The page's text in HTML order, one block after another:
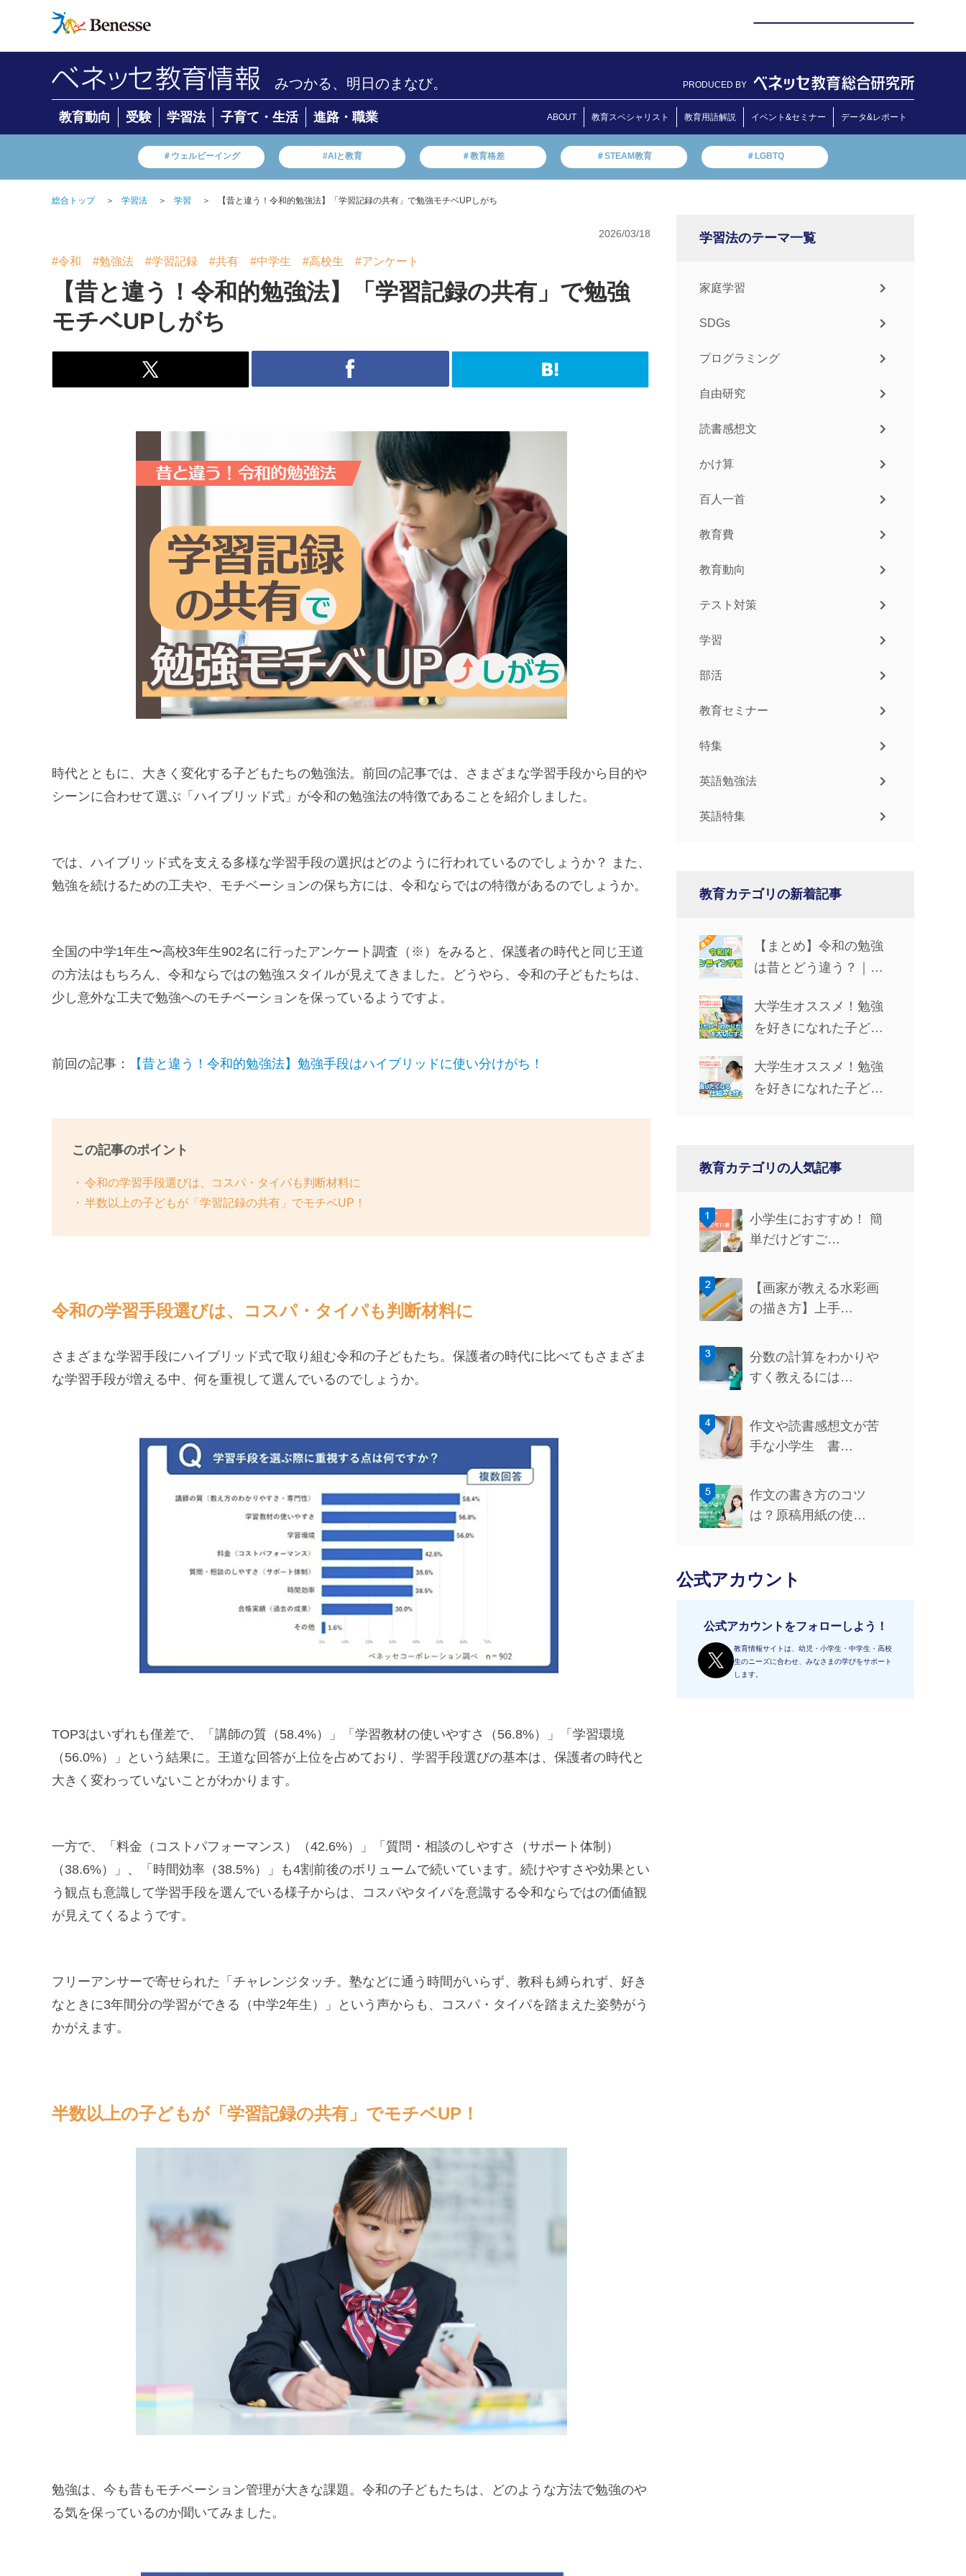
みつかる、明日のまなび。 PRODUCED BY
教育動向 受験 学習法 子育て・生活 進路・職業 ABOUT 教育スペシャリスト 教育用語解説 イベント&セミナー データ&レポート
＃ウェルビーイング #AIと教育 ＃教育格差 ＃STEAM教育 ＃LGBTQ
総合トップ ＞ 学習法 ＞ 学習 ＞ 【昔と違う！令和的勉強法】「学習記録の共有」で勉強モチベUPしがち
2026/03/18
#令和 #勉強法 #学習記録 #共有 #中学生 #高校生 #アンケート
【昔と違う！令和的勉強法】「学習記録の共有」で勉強
モチベUPしがち
時代とともに、大きく変化する子どもたちの勉強法。前回の記事では、さまざまな学習手段から目的や
シーンに合わせて選ぶ「ハイブリッド式」が令和の勉強法の特徴であることを紹介しました。
では、ハイブリッド式を支える多様な学習手段の選択はどのように行われているのでしょうか？ また、
勉強を続けるための工夫や、モチベーションの保ち方には、令和ならではの特徴があるのでしょうか。
全国の中学1年生〜高校3年生902名に行ったアンケート調査（※）をみると、保護者の時代と同じ王道
の方法はもちろん、令和ならではの勉強スタイルが見えてきました。どうやら、令和の子どもたちは、
少し意外な工夫で勉強へのモチベーションを保っているようですよ。
前回の記事： 【昔と違う！令和的勉強法】勉強手段はハイブリッドに使い分けがち！
この記事のポイント
令和の学習手段選びは、コスパ・タイパも判断材料に
半数以上の子どもが「学習記録の共有」でモチベUP！
令和の学習手段選びは、コスパ・タイパも判断材料に
さまざまな学習手段にハイブリッド式で取り組む令和の子どもたち。保護者の時代に比べてもさまざま
な学習手段が増える中、何を重視して選んでいるのでしょうか。
TOP3はいずれも僅差で、「講師の質（58.4%）」「学習教材の使いやすさ（56.8%）」「学習環境
（56.0%）」という結果に。王道な回答が上位を占めており、学習手段選びの基本は、保護者の時代と
大きく変わっていないことがわかります。
一方で、「料金（コストパフォーマンス）（42.6%）」「質問・相談のしやすさ（サポート体制）
（38.6%）」、「時間効率（38.5%）」も4割前後のボリュームで続いています。続けやすさや効果とい
う観点も意識して学習手段を選んでいる様子からは、コスパやタイパを意識する令和ならではの価値観
が見えてくるようです。
フリーアンサーで寄せられた「チャレンジタッチ。塾などに通う時間がいらず、教科も縛られず、好き
なときに3年間分の学習ができる（中学2年生）」という声からも、コスパ・タイパを踏まえた姿勢がう
かがえます。
半数以上の子どもが「学習記録の共有」でモチベUP！
勉強は、今も昔もモチベーション管理が大きな課題。令和の子どもたちは、どのような方法で勉強のや
る気を保っているのか聞いてみました。
学習法のテーマ一覧
家庭学習
SDGs
プログラミング
自由研究
読書感想文
かけ算
百人一首
教育費
教育動向
テスト対策
学習
部活
教育セミナー
特集
英語勉強法
英語特集
教育カテゴリの新着記事
【まとめ】令和の勉強
は昔とどう違う？｜学
仲間とのつながりを解
説
大学生オススメ！勉強
を好きになれた子ども
たい！』『わかりた
い！』を大切にする」
大学生オススメ！勉強
を好きになれた子ども
教育カテゴリの人気記事
小学生におすすめ！ 簡
単だけどすご…
【画家が教える水彩画
の描き方】上手…
分数の計算をわかりや
すく教えるには…
作文や読書感想文が苦
手な小学生 書…
作文の書き方のコツ
は？原稿用紙の使…
公式アカウント
公式アカウントをフォローしよう！
教育情報サイトは、幼児・小学生・中学生・高校
生のニーズに合わせ、みなさまの学びをサポート
します。